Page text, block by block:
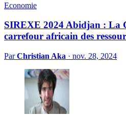
Economie
SIREXE 2024 Abidjan : La
carrefour africain des
ParChristian Aka · nov. 28, 2024